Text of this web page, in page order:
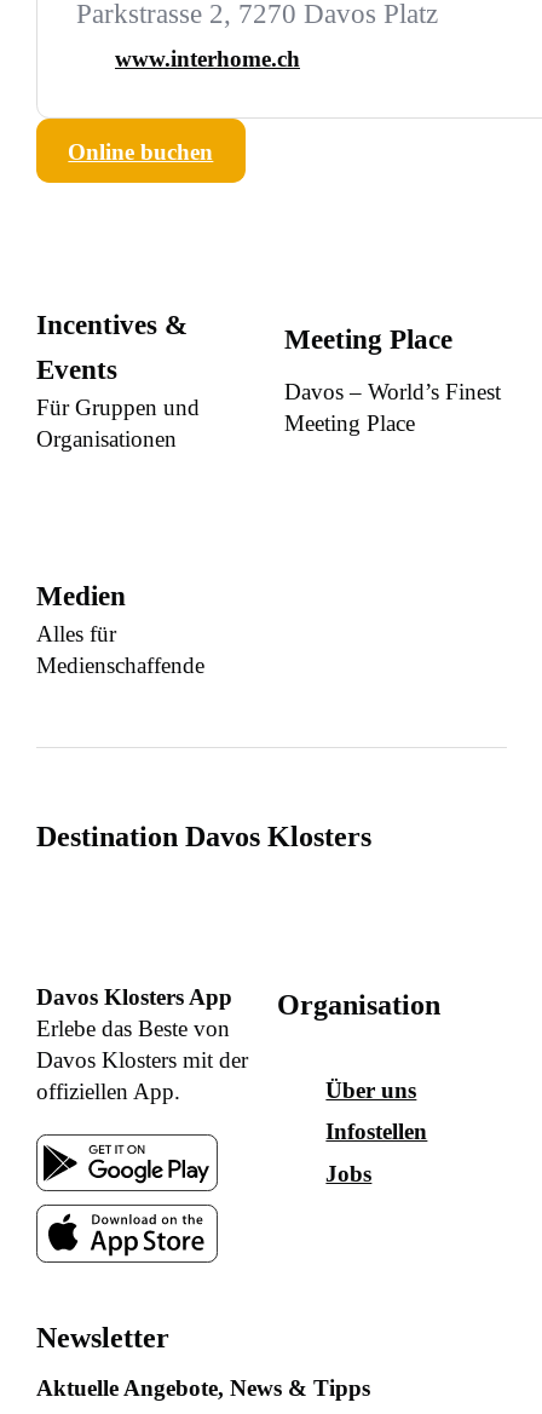
Parkstrasse 2, 7270 Davos Platz
www.interhome.ch
Online buchen
Incentives &
Events
Für Gruppen und
Organisationen
Meeting Place
Davos – World’s Finest
Meeting Place
Medien
Alles für
Medienschaffende
Destination Davos Klosters
Davos Klosters App
Erlebe das Beste von
Davos Klosters mit der
offiziellen App.
Organisation
Über uns
Infostellen
Jobs
Newsletter
Aktuelle Angebote, News & Tipps